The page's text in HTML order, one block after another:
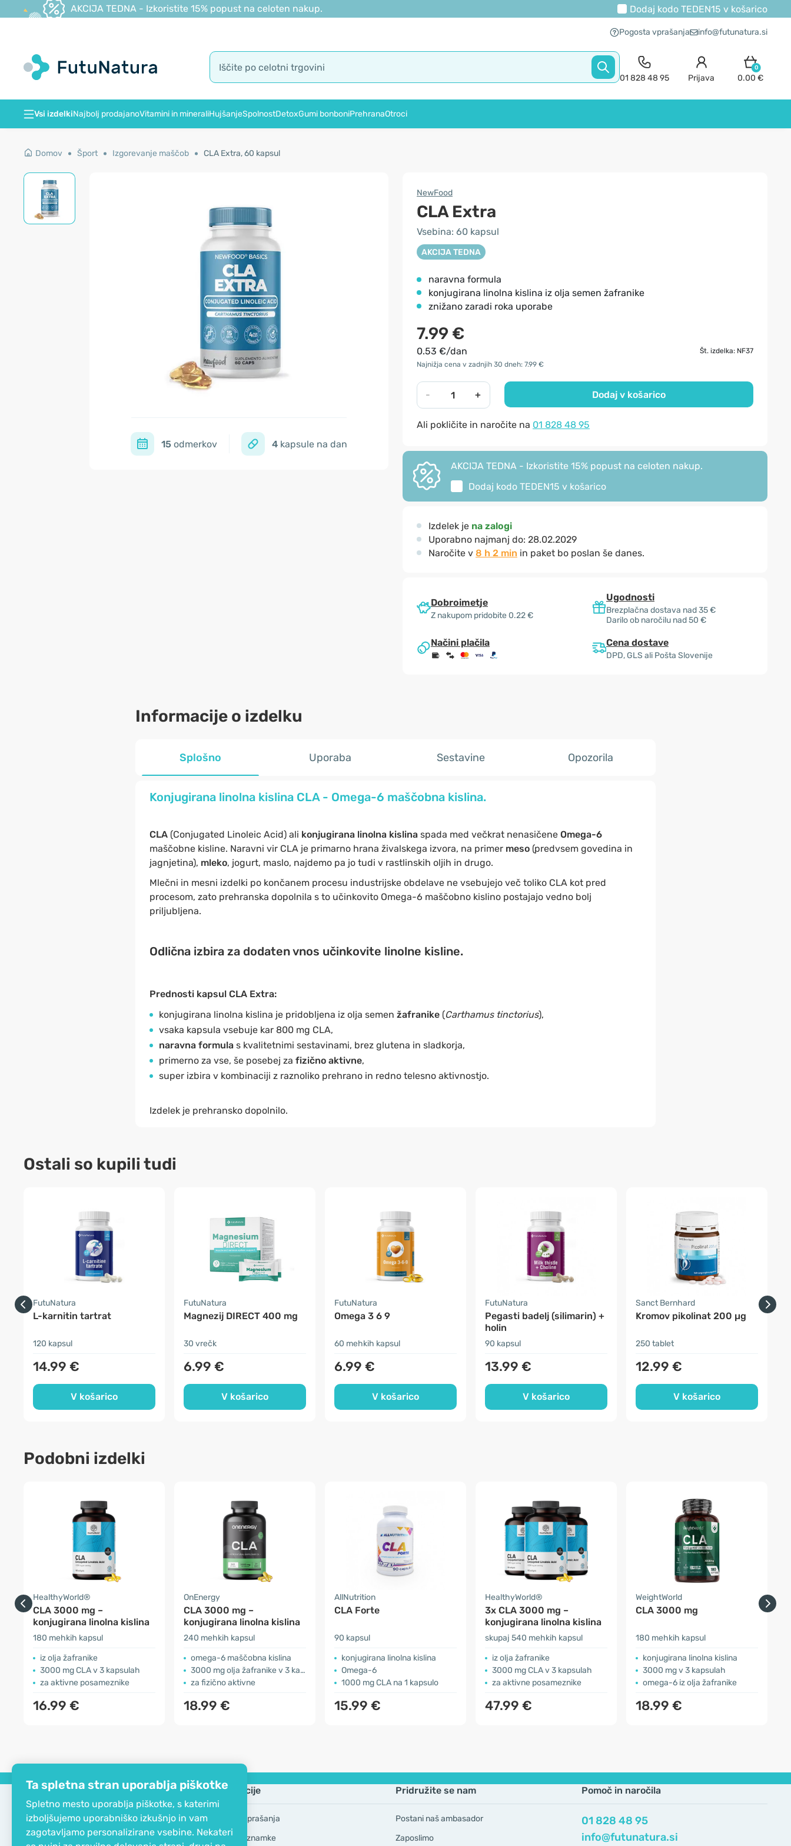
Ta spletna stran uporablja piškotke
Spletno mesto uporablja piškotke, s katerimi
izboljšujemo uporabniško izkušnjo in vam
zagotavljamo personalizirane vsebine. Nekateri
AKCIJA TEDNA - Izkoristite 15% popust na celoten nakup. Dodaj kodo TEDEN15 v košarico
Pogosta vprašanja info@futunatura.si
01 828 48 95 Prijava
0
0.00 €
Vsi izdelkiNajbolj prodajanoVitamini in mineraliHujšanjeSpolnostDetoxGumi bonboniPrehranaOtroci
Domov Šport Izgorevanje maščob CLA Extra, 60 kapsul
15 odmerkov 4 kapsule na dan
NewFood
CLA Extra
Vsebina: 60 kapsul
AKCIJA TEDNA
naravna formula
konjugirana linolna kislina iz olja semen žafranike
znižano zaradi roka uporabe
7.99 €
0.53 €/dan
Št. izdelka: NF37
Najnižja cena v zadnjih 30 dneh: 7.99 €
- + Dodaj v košarico
Ali pokličite in naročite na 01 828 48 95
AKCIJA TEDNA - Izkoristite 15% popust na celoten nakup.
Dodaj kodo TEDEN15 v košarico
Izdelek je na zalogi
Uporabno najmanj do: 28.02.2029
Naročite v 8 h 2 min in paket bo poslan še danes.
Dobroimetje
Z nakupom pridobite 0.22 €
Ugodnosti
Brezplačna dostava nad 35 €
Darilo ob naročilu nad 50 €
Načini plačila Cena dostave
DPD, GLS ali Pošta Slovenije
Informacije o izdelku
Splošno Uporaba Sestavine Opozorila
Konjugirana linolna kislina CLA - Omega-6 maščobna kislina.
CLA (Conjugated Linoleic Acid) ali konjugirana linolna kislinaspada med večkrat nenasičene Omega-6
maščobne kisline. Naravni vir CLA je primarno hrana živalskega izvora, na primer meso (predvsem govedina in
jagnjetina), mleko, jogurt, maslo, najdemo pa jo tudi v rastlinskih oljih in drugo.
Mlečni in mesni izdelki po končanem procesu industrijske obdelave ne vsebujejo več toliko CLA kot pred
procesom, zato prehranska dopolnila s to učinkovito Omega-6 maščobno kislino postajajo vedno bolj
priljubljena.
Odlična izbira za dodaten vnos učinkovite linolne kisline.
Prednosti kapsul CLA Extra:
konjugirana linolna kislina je pridobljena iz olja semen žafranike(Carthamus tinctorius),
vsaka kapsula vsebuje kar 800 mg CLA,
naravna formula s kvalitetnimi sestavinami, brez glutena in sladkorja,
primerno za vse, še posebej za fizično aktivne,
super izbira v kombinaciji z raznoliko prehrano in redno telesno aktivnostjo.
Izdelek je prehransko dopolnilo.
Ostali so kupili tudi
FutuNatura
L-karnitin tartrat
120 kapsul
14.99 €
V košarico
FutuNatura
Magnezij DIRECT 400 mg
30 vrečk
6.99 €
V košarico
FutuNatura
Omega 3 6 9
60 mehkih kapsul
6.99 €
V košarico
FutuNatura
Pegasti badelj (silimarin) +
holin
90 kapsul
13.99 €
V košarico
Sanct Bernhard
Kromov pikolinat 200 µg
250 tablet
12.99 €
V košarico
Podobni izdelki
HealthyWorld®
CLA 3000 mg –
konjugirana linolna kislina
180 mehkih kapsul
iz olja žafranike
3000 mg CLA v 3 kapsulah
za aktivne posameznike
16.99 €
OnEnergy
CLA 3000 mg –
konjugirana linolna kislina
240 mehkih kapsul
omega-6 maščobna kislina
3000 mg olja žafranike v 3 kapsulah
za fizično aktivne
18.99 €
AllNutrition
CLA Forte
90 kapsul
konjugirana linolna kislina
Omega-6
1000 mg CLA na 1 kapsulo
15.99 €
HealthyWorld®
3x CLA 3000 mg –
konjugirana linolna kislina
skupaj 540 mehkih kapsul
iz olja žafranike
3000 mg CLA v 3 kapsulah
za aktivne posameznike
47.99 €
WeightWorld
CLA 3000 mg
180 mehkih kapsul
konjugirana linolna kislina
3000 mg v 3 kapsulah
omega-6 iz olja žafranike
18.99 €
Podjetje
EKO certifikat
Kontakt
Informacije
Pogosta vprašanja
Blagovne znamke
Pridružite se nam
Postani naš ambasador
Zaposlimo
Pomoč in naročila
01 828 48 95
info@futunatura.si